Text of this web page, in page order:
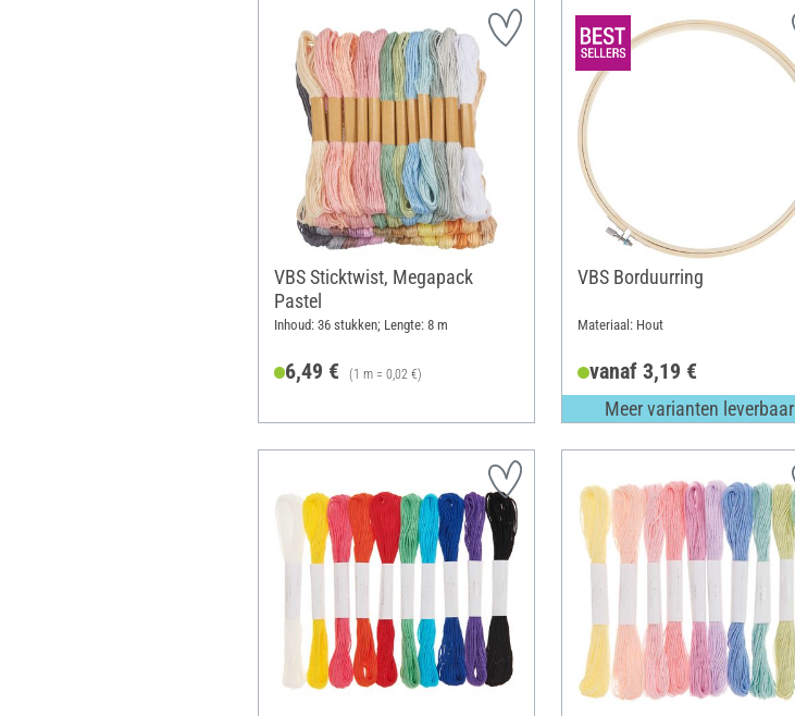
VBS Sticktwist, Megapack
Pastel
Inhoud: 36 stukken; Lengte: 8 m
6,49 € (1 m = 0,02 €)
VBS Borduurring
Materiaal: Hout
vanaf 3,19 €
Meer varianten leverbaar